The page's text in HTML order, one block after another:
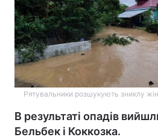
Рятувальники розшукують зниклу
В результаті опадів
Бельбек і Коккозка.